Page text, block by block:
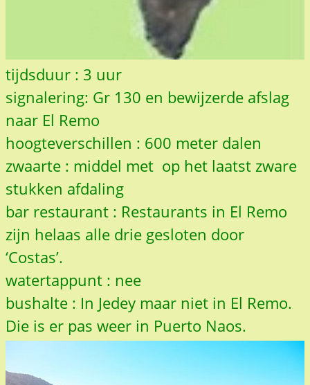
tijdsduur : 3 uur
signalering: Gr 130 en bewijzerde afslag
naar El Remo
hoogteverschillen : 600 meter dalen
zwaarte : middel met op het laatst zware
stukken afdaling
bar restaurant : Restaurants in El Remo
zijn helaas alle drie gesloten door
‘Costas’.
watertappunt : nee
bushalte : In Jedey maar niet in El Remo.
Die is er pas weer in Puerto Naos.